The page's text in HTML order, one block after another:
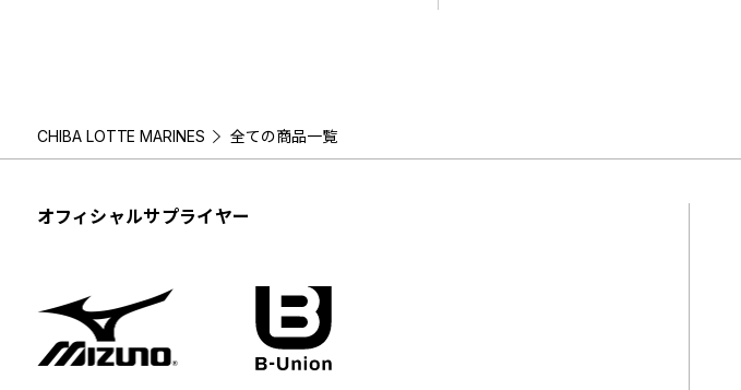
CHIBA LOTTE MARINES 全ての商品一覧
オフィシャルサプライヤー